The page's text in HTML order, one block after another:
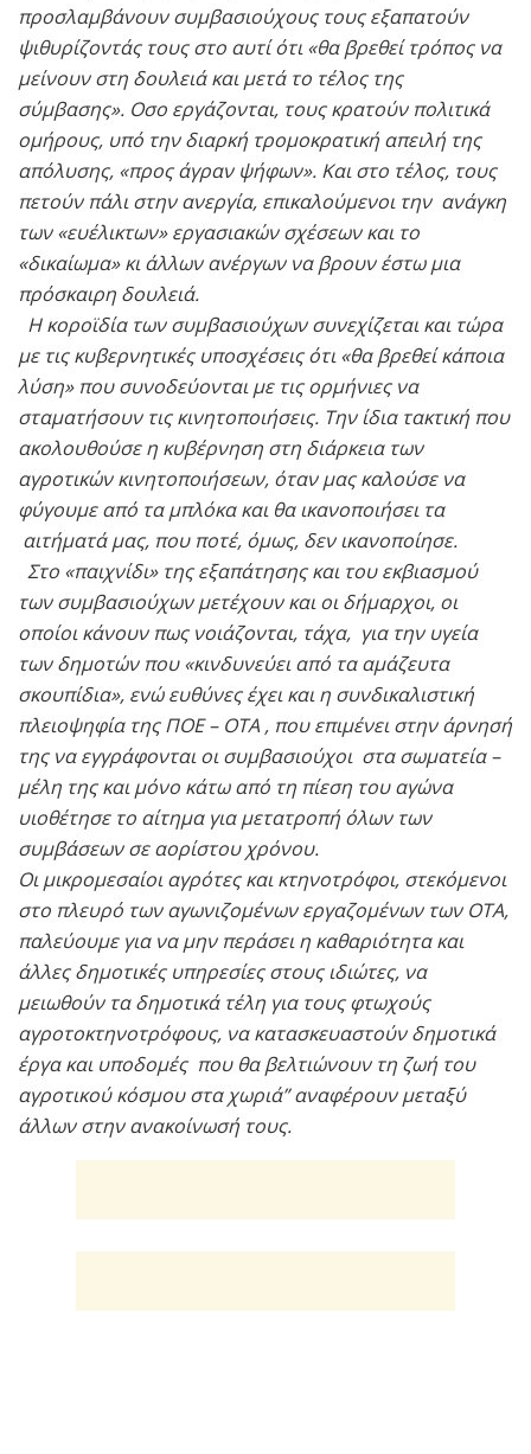
προσλαμβάνουν συμβασιούχους τους εξαπατούν
ψιθυρίζοντάς τους στο αυτί ότι «θα βρεθεί τρόπος να
μείνουν στη δουλειά και μετά το τέλος της
σύμβασης». Οσο εργάζονται, τους κρατούν πολιτικά
ομήρους, υπό την διαρκή τρομοκρατική απειλή της
απόλυσης, «προς άγραν ψήφων». Και στο τέλος, τους
πετούν πάλι στην ανεργία, επικαλούμενοι την ανάγκη
των «ευέλικτων» εργασιακών σχέσεων και το
«δικαίωμα» κι άλλων ανέργων να βρουν έστω μια
πρόσκαιρη δουλειά.
Η κοροϊδία των συμβασιούχων συνεχίζεται και τώρα
με τις κυβερνητικές υποσχέσεις ότι «θα βρεθεί κάποια
λύση» που συνοδεύονται με τις ορμήνιες να
σταματήσουν τις κινητοποιήσεις. Την ίδια τακτική που
ακολουθούσε η κυβέρνηση στη διάρκεια των
αγροτικών κινητοποιήσεων, όταν μας καλούσε να
φύγουμε από τα μπλόκα και θα ικανοποιήσει τα
αιτήματά μας, που ποτέ, όμως, δεν ικανοποίησε.
Στο «παιχνίδι» της εξαπάτησης και του εκβιασμού
των συμβασιούχων μετέχουν και οι δήμαρχοι, οι
οποίοι κάνουν πως νοιάζονται, τάχα, για την υγεία
των δημοτών που «κινδυνεύει από τα αμάζευτα
σκουπίδια», ενώ ευθύνες έχει και η συνδικαλιστική
πλειοψηφία της ΠΟΕ – ΟΤΑ , που επιμένει στην άρνησή
της να εγγράφονται οι συμβασιούχοι στα σωματεία –
μέλη της και μόνο κάτω από τη πίεση του αγώνα
υιοθέτησε το αίτημα για μετατροπή όλων των
συμβάσεων σε αορίστου χρόνου.
Οι μικρομεσαίοι αγρότες και κτηνοτρόφοι, στεκόμενοι
στο πλευρό των αγωνιζομένων εργαζομένων των ΟΤΑ,
παλεύουμε για να μην περάσει η καθαριότητα και
άλλες δημοτικές υπηρεσίες στους ιδιώτες, να
μειωθούν τα δημοτικά τέλη για τους φτωχούς
αγροτοκτηνοτρόφους, να κατασκευαστούν δημοτικά
έργα και υποδομές που θα βελτιώνουν τη ζωή του
αγροτικού κόσμου στα χωριά” αναφέρουν μεταξύ
άλλων στην ανακοίνωσή τους.